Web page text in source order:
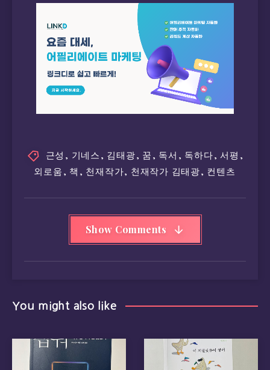
근성 , 기네스 , 김태광, 꿈 , 독서 , 독하다, 서평 ,
외로움 , 책 , 천재작가, 천재작가 김태광, 컨텐츠
Show Comments
You might also like